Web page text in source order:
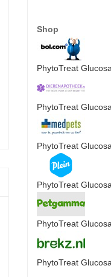
Shop
PhytoTreat
PhytoTreat
PhytoTreat
PhytoTreat
PhytoTreat
PhytoTreat